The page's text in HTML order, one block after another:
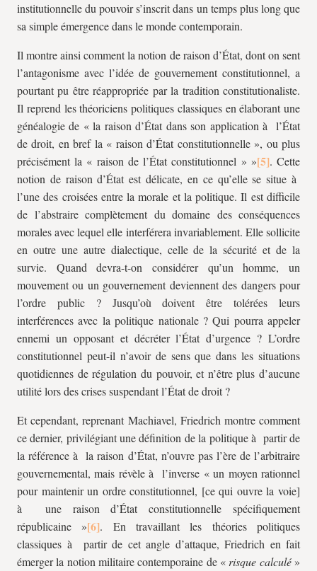
institutionnelle du pouvoir s’inscrit dans un temps plus long que
sa simple émergence dans le monde contemporain.
Il montre ainsi comment la notion de raison d’État, dont on sent
l’antagonisme avec l’idée de gouvernement constitutionnel, a
pourtant pu être réappropriée par la tradition constitutionaliste.
Il reprend les théoriciens politiques classiques en élaborant une
généalogie de « la raison d’État dans son application à l’État
de droit, en bref la « raison d’État constitutionnelle », ou plus
précisément la « raison de l’État constitutionnel » »
. Cette
notion de raison d’État est délicate, en ce qu’elle se situe à
l’une des croisées entre la morale et la politique. Il est difficile
de l’abstraire complètement du domaine des conséquences
morales avec lequel elle interférera invariablement. Elle sollicite
en outre une autre dialectique, celle de la sécurité et de la
survie. Quand devra-t-on considérer qu’un homme, un
mouvement ou un gouvernement deviennent des dangers pour
l’ordre public ? Jusqu’où doivent être tolérées leurs
interférences avec la politique nationale ? Qui pourra appeler
ennemi un opposant et décréter l’État d’urgence ? L’ordre
constitutionnel peut-il n’avoir de sens que dans les situations
quotidiennes de régulation du pouvoir, et n’être plus d’aucune
utilité lors des crises suspendant l’État de droit ?
Et cependant, reprenant Machiavel, Friedrich montre comment
ce dernier, privilégiant une définition de la politique à partir de
la référence à la raison d’État, n’ouvre pas l’ère de l’arbitraire
gouvernemental, mais révèle à l’inverse « un moyen rationnel
pour maintenir un ordre constitutionnel, [ce qui ouvre la voie]
à une raison d’État constitutionnelle spécifiquement
républicaine »
. En travaillant les théories politiques
classiques à partir de cet angle d’attaque, Friedrich en fait
émerger la notion militaire contemporaine de « risque calculé»